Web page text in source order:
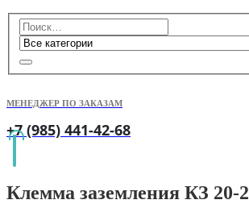
МЕНЕДЖЕР ПО ЗАКАЗАМ
+7 (985) 441-42-68
Клемма заземления КЗ 20-2